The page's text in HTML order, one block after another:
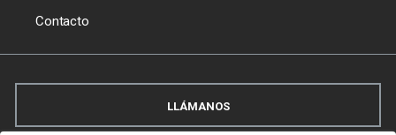
Contacto
LLÁMANOS